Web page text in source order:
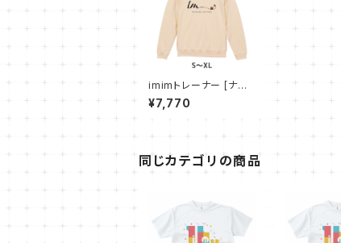
imimトレーナー [ナチ
ュラル]
¥7,770
同じカテゴリの商品